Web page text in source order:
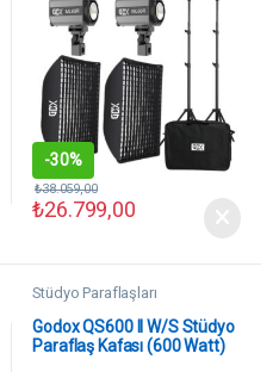
-30%
₺26.799,00
₺38.059,00
Stüdyo Paraflaşları
Godox QS600 II W/S Stüdyo
Paraflaş Kafası (600 Watt)